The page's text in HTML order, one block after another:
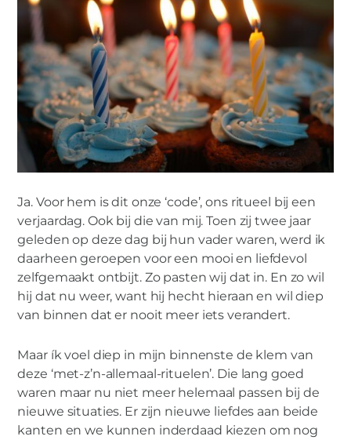
Ja. Voor hem is dit onze ‘code’, ons ritueel bij een
verjaardag. Ook bij die van mij. Toen zij twee jaar
geleden op deze dag bij hun vader waren, werd ik
daarheen geroepen voor een mooi en liefdevol
zelfgemaakt ontbijt. Zo pasten wij dat in. En zo wil
hij dat nu weer, want hij hecht hieraan en wil diep
van binnen dat er nooit meer iets verandert.
Maar ík voel diep in mijn binnenste de klem van
deze ‘met-z’n-allemaal-rituelen’. Die lang goed
waren maar nu niet meer helemaal passen bij de
nieuwe situaties. Er zijn nieuwe liefdes aan beide
kanten en we kunnen inderdaad kiezen om nog